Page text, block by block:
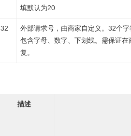
填默认为20
32
外部请求号，由商家自定义。32个
包含字母、数字、下划线。需保证在
复。
描述